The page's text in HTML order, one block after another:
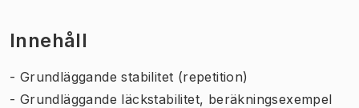
Innehåll
- Grundläggande stabilitet (repetition)
- Grundläggande läckstabilitet, beräkningsexempel